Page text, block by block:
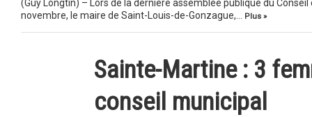
(Guy Longtin) – Lors de la dernière assemblée publique du
novembre, le maire de Saint-Louis-de-Gonzague,…
Plus »
Sainte-Martine : 3
conseil municipal